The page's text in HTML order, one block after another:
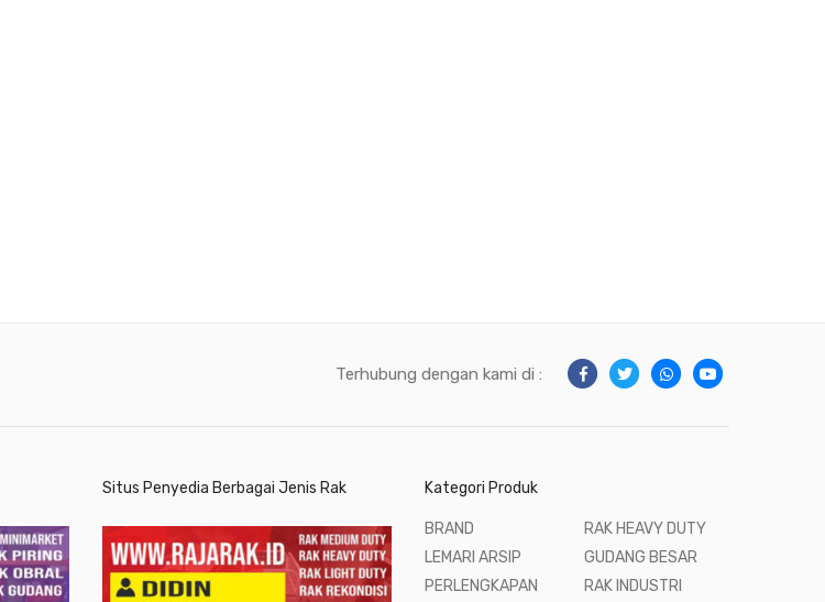
Terhubung dengan kami di :
Situs Penyedia Berbagai Jenis Rak Kategori Produk
BRAND
LEMARI ARSIP
PERLENGKAPAN
RAK HEAVY DUTY
GUDANG BESAR
RAK INDUSTRI